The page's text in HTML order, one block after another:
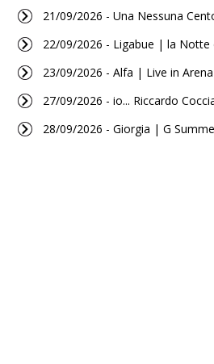
21/09/2026 - Una Nessuna
22/09/2026 - Ligabue | la Notte
23/09/2026 - Alfa | Live in
27/09/2026 - io... Riccardo
28/09/2026 - Giorgia | G